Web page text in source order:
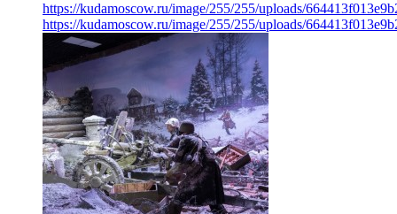
https://kudamoscow.ru/image/255/255/uploads/
https://kudamoscow.ru/image/255/255/uploads/